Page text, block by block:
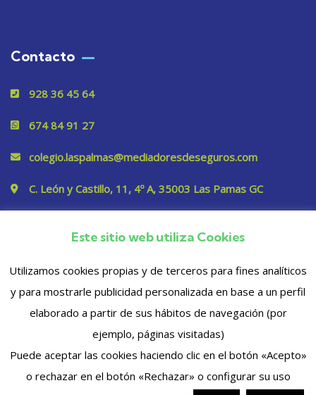
Contacto
928 36 45 64
674 84 91 27
colegio.laspalmas@mediadoresdeseguros.com
C. León y Castillo, 11, 4º A, 35003 Las Pamas GC
Privacidad
© 2023 Copyrights. Todos los derechos reservados
Este sitio web utiliza Cookies
Utilizamos cookies propias y de terceros para fines analíticos
y para mostrarle publicidad personalizada en base a un perfil
elaborado a partir de sus hábitos de navegación (por
ejemplo, páginas visitadas)
Puede aceptar las cookies haciendo clic en el botón «Acepto»
o rechazar en el botón «Rechazar» o configurar su uso